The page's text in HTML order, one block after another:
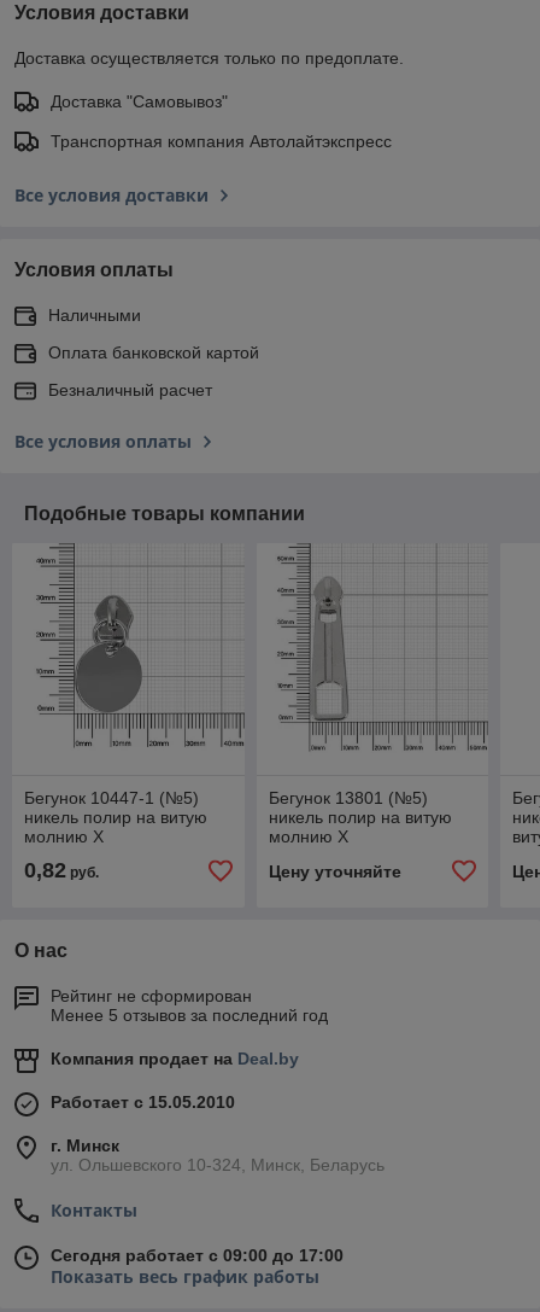
Условия доставки
Доставка осуществляется только по предоплате.
Доставка "Самовывоз"
Транспортная компания Автолайтэкспресс
Все условия доставки
Условия оплаты
Наличными
Оплата банковской картой
Безналичный расчет
Все условия оплаты
Подобные товары компании
Бегунок 10447-1 (№5)
никель полир на витую
молнию Х
0,82 руб.
Бегунок 13801 (№5)
никель полир на витую
молнию Х
Цену уточняйте
О нас
Рейтинг не сформирован
Менее 5 отзывов за последний год
Компания продает на Deal.by
Работает с 15.05.2010
г. Минск
ул. Ольшевского 10-324, Минск, Беларусь
Контакты
Сегодня работает с 09:00 до 17:00
Показать весь график работы